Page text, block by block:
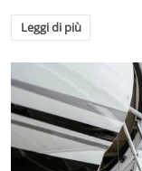
Leggi di più